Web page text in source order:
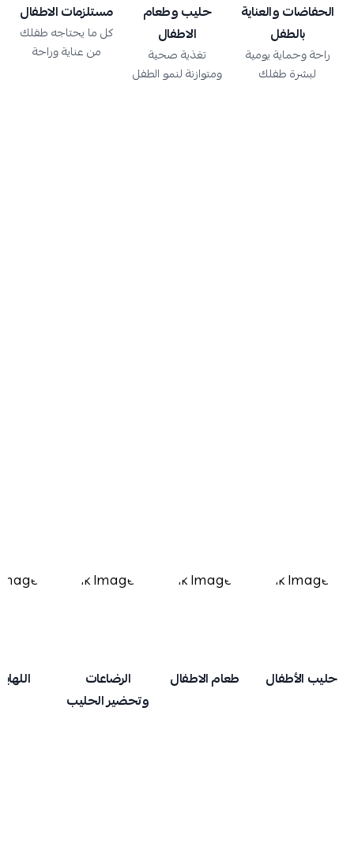
الحفاضات والعناية
بالطفل
راحة وحماية يومية
لبشرة طفلك
حليب وطعام
الاطفال
تغذية صحية
ومتوازنة لنمو الطفل
مستلزمات الاطفال
كل ما يحتاجه طفلك
من عناية وراحة
حليب الأطفال طعام الاطفال
الرضاعات
وتحضير الحليب